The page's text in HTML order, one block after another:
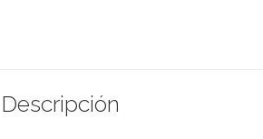
Descripción